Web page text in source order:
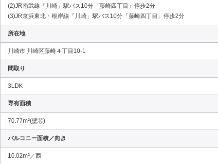
(2)JR南武線「川崎」駅バス10分「藤崎四丁目」停歩2分
(3)JR京浜東北・根岸線「川崎」駅バス10分「藤崎四丁目」停歩2分
所在地
川崎市 川崎区藤崎４丁目10-1
間取り
3LDK
専有面積
70.77m²(壁芯)
バルコニー面積／向き
10.02m²／西